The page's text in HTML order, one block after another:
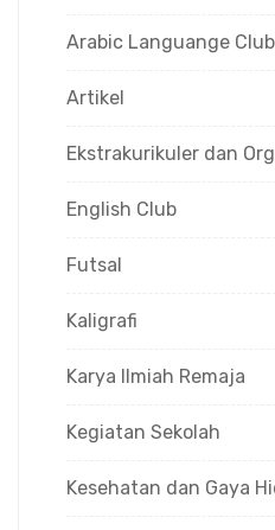
Arabic Languange Club
Artikel
Ekstrakurikuler dan
English Club
Futsal
Kaligrafi
Karya Ilmiah Remaja
Kegiatan Sekolah
Kesehatan dan Gaya